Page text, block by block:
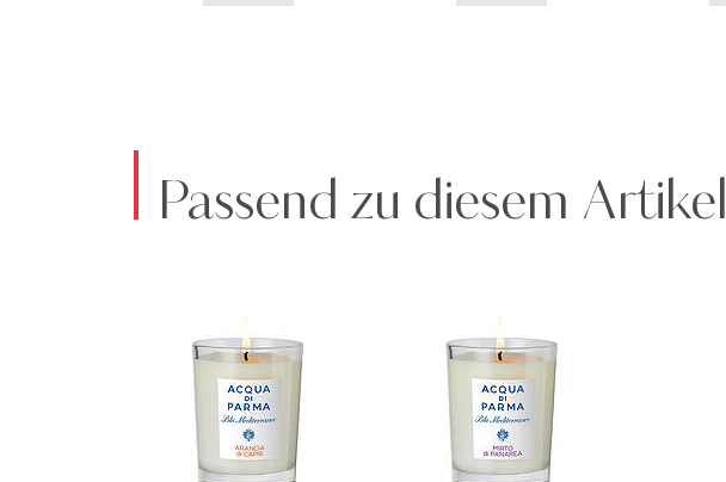
Passend zu diesem Artikel